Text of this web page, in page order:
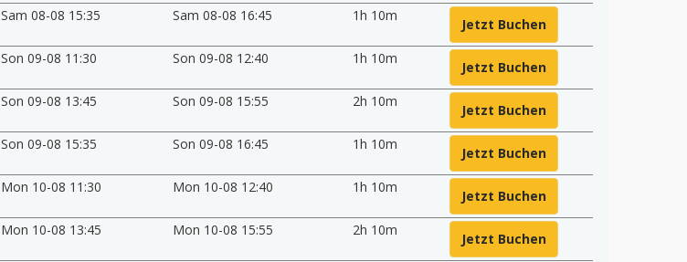
Sam 08-08 15:35 Sam 08-08 16:45 1h 10m
Jetzt Buchen
Son 09-08 11:30 Son 09-08 12:40 1h 10m
Jetzt Buchen
Son 09-08 13:45 Son 09-08 15:55 2h 10m
Jetzt Buchen
Son 09-08 15:35 Son 09-08 16:45 1h 10m
Jetzt Buchen
Mon 10-08 11:30 Mon 10-08 12:40 1h 10m
Jetzt Buchen
Mon 10-08 13:45 Mon 10-08 15:55 2h 10m
Jetzt Buchen